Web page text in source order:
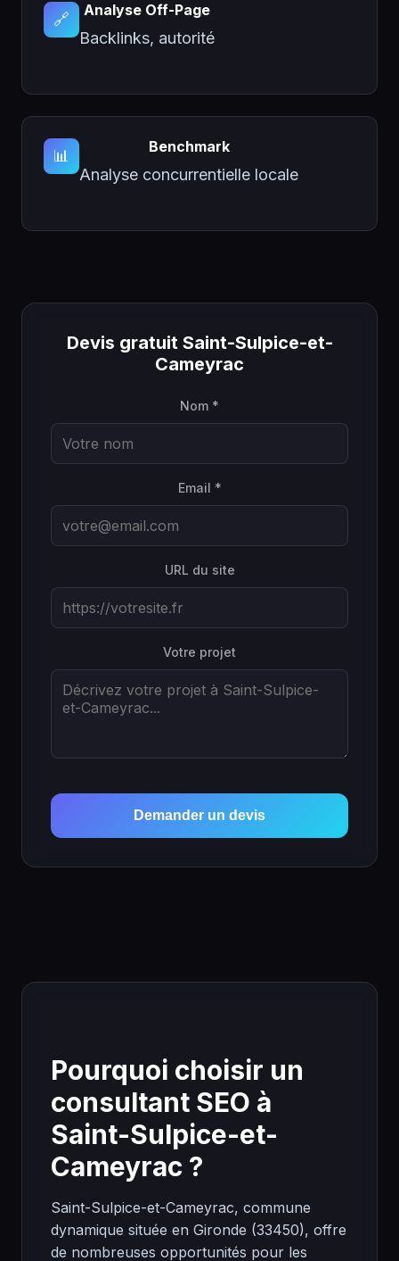
🔗 Analyse Off-Page
Backlinks, autorité
📊 Benchmark
Analyse concurrentielle locale
Devis gratuit Saint-Sulpice-et-
Cameyrac
Nom *
Email *
URL du site
Votre projet
Demander un devis
Pourquoi choisir un
consultant SEO à
Saint-Sulpice-et-
Cameyrac ?
Saint-Sulpice-et-Cameyrac, commune
dynamique située en Gironde (33450), offre
de nombreuses opportunités pour les